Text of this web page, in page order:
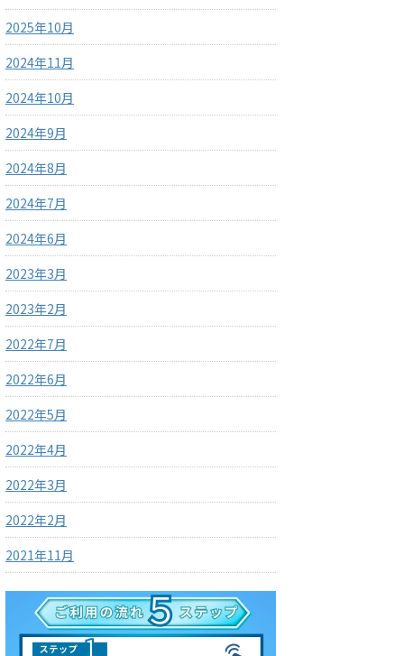
2025年10月
2024年11月
2024年10月
2024年9月
2024年8月
2024年7月
2024年6月
2023年3月
2023年2月
2022年7月
2022年6月
2022年5月
2022年4月
2022年3月
2022年2月
2021年11月